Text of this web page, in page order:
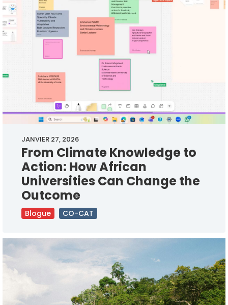
JANVIER 27, 2026
From Climate Knowledge to
Action: How African
Universities Can Change the
Outcome
Blogue CO-CAT